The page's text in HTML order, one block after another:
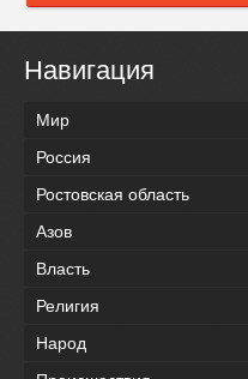
Навигация
Мир
Россия
Ростовская область
Азов
Власть
Религия
Народ